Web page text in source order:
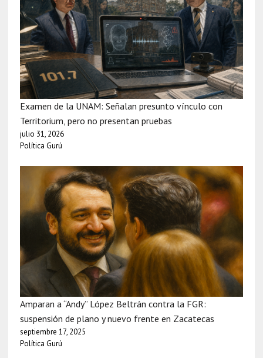
Examen de la UNAM: Señalan presunto vínculo con
Territorium, pero no presentan pruebas
julio 31, 2026
Política Gurú
Amparan a “Andy” López Beltrán contra la FGR:
suspensión de plano y nuevo frente en Zacatecas
septiembre 17, 2025
Política Gurú